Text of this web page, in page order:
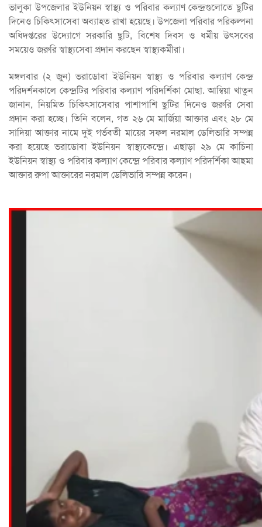
ভালুকা উপজেলার ইউনিয়ন স্বাস্থ্য ও পরিবার কল্যাণ কেন্দ্রগুলোতে ছুটির
দিনেও চিকিৎসাসেবা অব্যাহত রাখা হয়েছে। উপজেলা পরিবার পরিকল্পনা
অধিদপ্তরের উদ্যোগে সরকারি ছুটি, বিশেষ দিবস ও ধর্মীয় উৎসবের
সময়েও জরুরি স্বাস্থ্যসেবা প্রদান করছেন স্বাস্থ্যকর্মীরা।
মঙ্গলবার (২ জুন) ভরাডোবা ইউনিয়ন স্বাস্থ্য ও পরিবার কল্যাণ কেন্দ্র
পরিদর্শনকালে কেন্দ্রটির পরিবার কল্যাণ পরিদর্শিকা মোছা. আম্বিয়া খাতুন
জানান, নিয়মিত চিকিৎসাসেবার পাশাপাশি ছুটির দিনেও জরুরি সেবা
প্রদান করা হচ্ছে। তিনি বলেন, গত ২৬ মে মার্জিয়া আক্তার এবং ২৮ মে
সাদিয়া আক্তার নামে দুই গর্ভবতী মায়ের সফল নরমাল ডেলিভারি সম্পন্ন
করা হয়েছে ভরাডোবা ইউনিয়ন স্বাস্থ্যকেন্দ্রে। এছাড়া ২৯ মে কাচিনা
ইউনিয়ন স্বাস্থ্য ও পরিবার কল্যাণ কেন্দ্রে পরিবার কল্যাণ পরিদর্শিকা আছমা
আক্তার রুপা আক্তারের নরমাল ডেলিভারি সম্পন্ন করেন।